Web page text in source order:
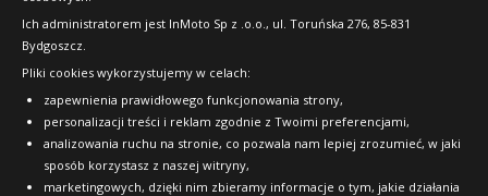
Ich administratorem jest InMoto Sp z .o.o., ul. Toruńska 276, 85-831
Bydgoszcz.
Pliki cookies wykorzystujemy w celach:
zapewnienia prawidłowego funkcjonowania strony,
personalizacji treści i reklam zgodnie z Twoimi preferencjami,
analizowania ruchu na stronie, co pozwala nam lepiej zrozumieć, w jaki
sposób korzystasz z naszej witryny,
marketingowych, dzięki nim zbieramy informacje o tym, jakie działania
FAQ
OFICJALNY PARTNER